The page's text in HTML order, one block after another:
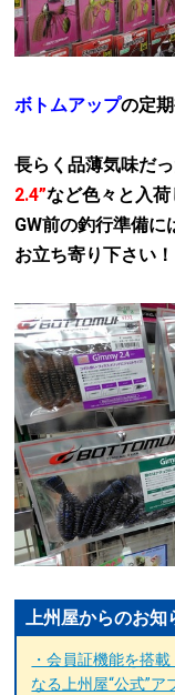
ボトムアップの定
長らく品薄気味だ
2.4”など色々と入
GW前の釣行準備
お立ち寄り下さい！
上州屋からのお知
・会員証機能を搭
なる上州屋“公式”ア